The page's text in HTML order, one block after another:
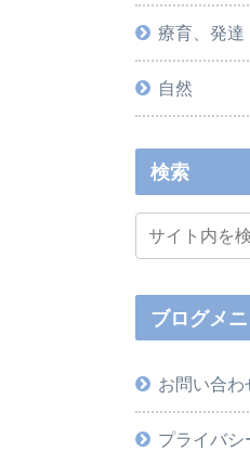
療育、発達
自然
検索
ブログメ
お問い合わ
プライバシ